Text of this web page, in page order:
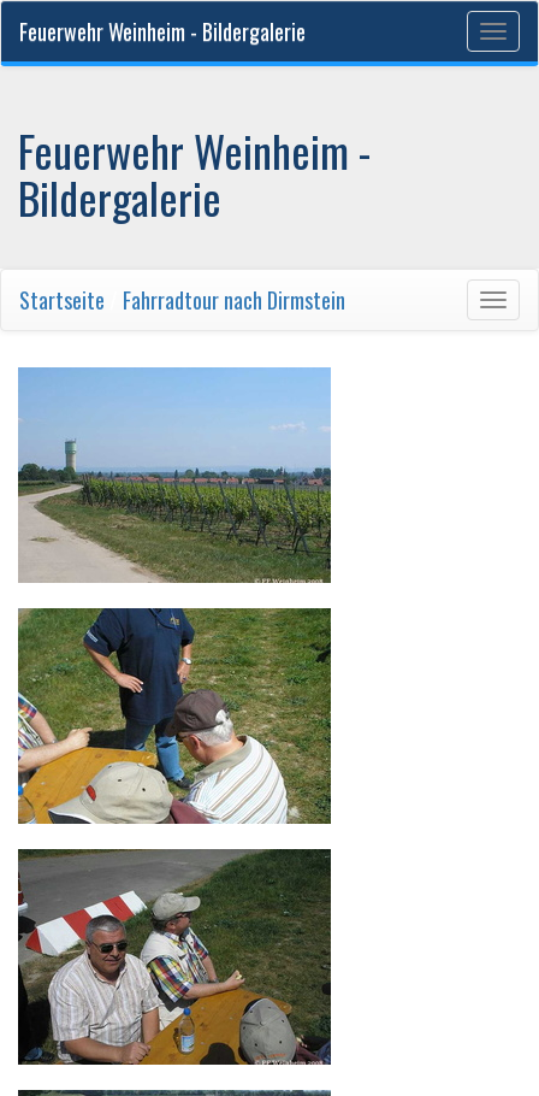
Feuerwehr Weinheim - Bildergalerie
Feuerwehr Weinheim -
Bildergalerie
Startseite Fahrradtour nach Dirmstein